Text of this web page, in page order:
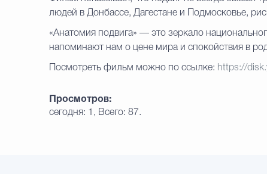
людей в Донбассе, Дагестане и Подмосковье,
«Анатомия подвига» — это зеркало
напоминают нам о цене мира и спокойствия в
Посмотреть фильм можно по ссылке: https://
Просмотров:
сегодня: 1, Всего: 87.